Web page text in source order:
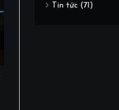
Tin tức (71)